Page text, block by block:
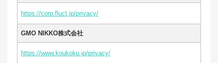
https://corp.fluct.jp/privacy/
GMO NIKKO株式会社
https://www.koukoku.jp/privacy/